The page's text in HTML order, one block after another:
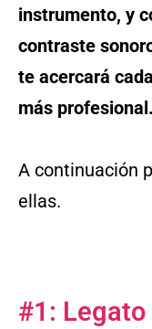
instrumento, y
contraste
te acercará
más profesional.
A continuación
ellas.
#1: